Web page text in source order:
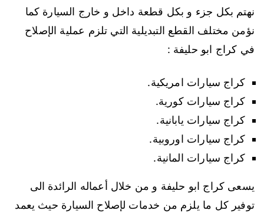
نهتم بكل جزء و بكل قطعة داخل و خارج السيارة كما
نؤمن مختلف القطع التبديلية التي تلزم عملية الإصلاح
في كراج ابو حليفة :
كراج سيارات امريكية.
كراج سيارات كورية.
كراج سيارات يابانية.
كراج سيارات اوروبية.
كراج سيارات المانية.
يسعى كراج ابو حليفة و من خلال أعماله الرائدة الى
توفير كل ما يلزم من خدمات لإصلاح السيارة حيث يعمد